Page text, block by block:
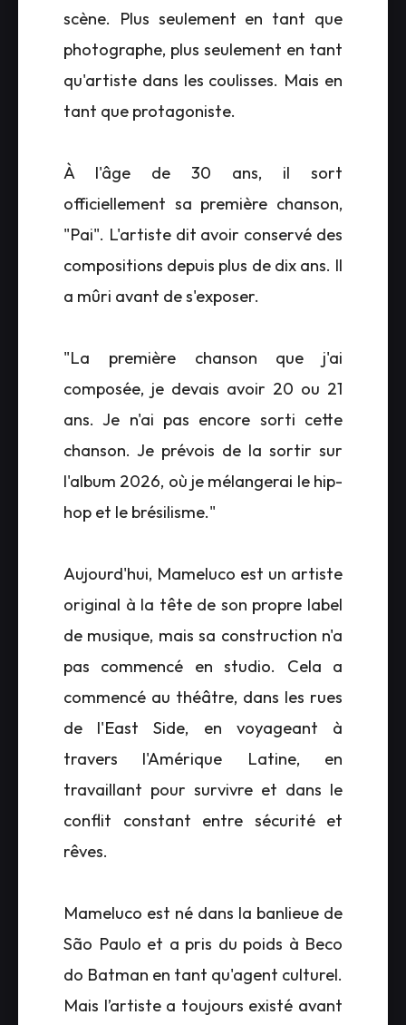
scène. Plus seulement en tant que
photographe, plus seulement en tant
qu'artiste dans les coulisses. Mais en
tant que protagoniste.
À l'âge de 30 ans, il sort
officiellement sa première chanson,
"Pai". L'artiste dit avoir conservé des
compositions depuis plus de dix ans. Il
a mûri avant de s'exposer.
"La première chanson que j'ai
composée, je devais avoir 20 ou 21
ans. Je n'ai pas encore sorti cette
chanson. Je prévois de la sortir sur
l'album 2026, où je mélangerai le hip-
hop et le brésilisme."
Aujourd'hui, Mameluco est un artiste
original à la tête de son propre label
de musique, mais sa construction n'a
pas commencé en studio. Cela a
commencé au théâtre, dans les rues
de l'East Side, en voyageant à
travers l'Amérique Latine, en
travaillant pour survivre et dans le
conflit constant entre sécurité et
rêves.
Mameluco est né dans la banlieue de
São Paulo et a pris du poids à Beco
do Batman en tant qu'agent culturel.
Mais l’artiste a toujours existé avant